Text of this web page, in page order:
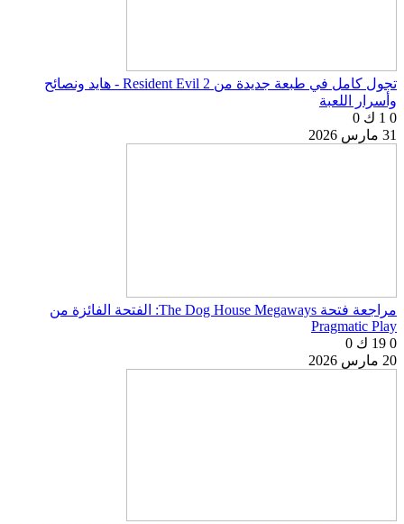
تجول كامل في طبعة جديدة من Resident Evil 2 - هايد ونصائح
وأسرار اللعبة
0 1 ك
0
31 مارس 2026
مراجعة فتحة The Dog House Megaways: الفتحة الفائزة من
Pragmatic Play
0 19 ك
0
20 مارس 2026